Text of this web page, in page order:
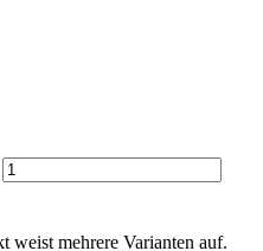
weist mehrere Varianten auf.